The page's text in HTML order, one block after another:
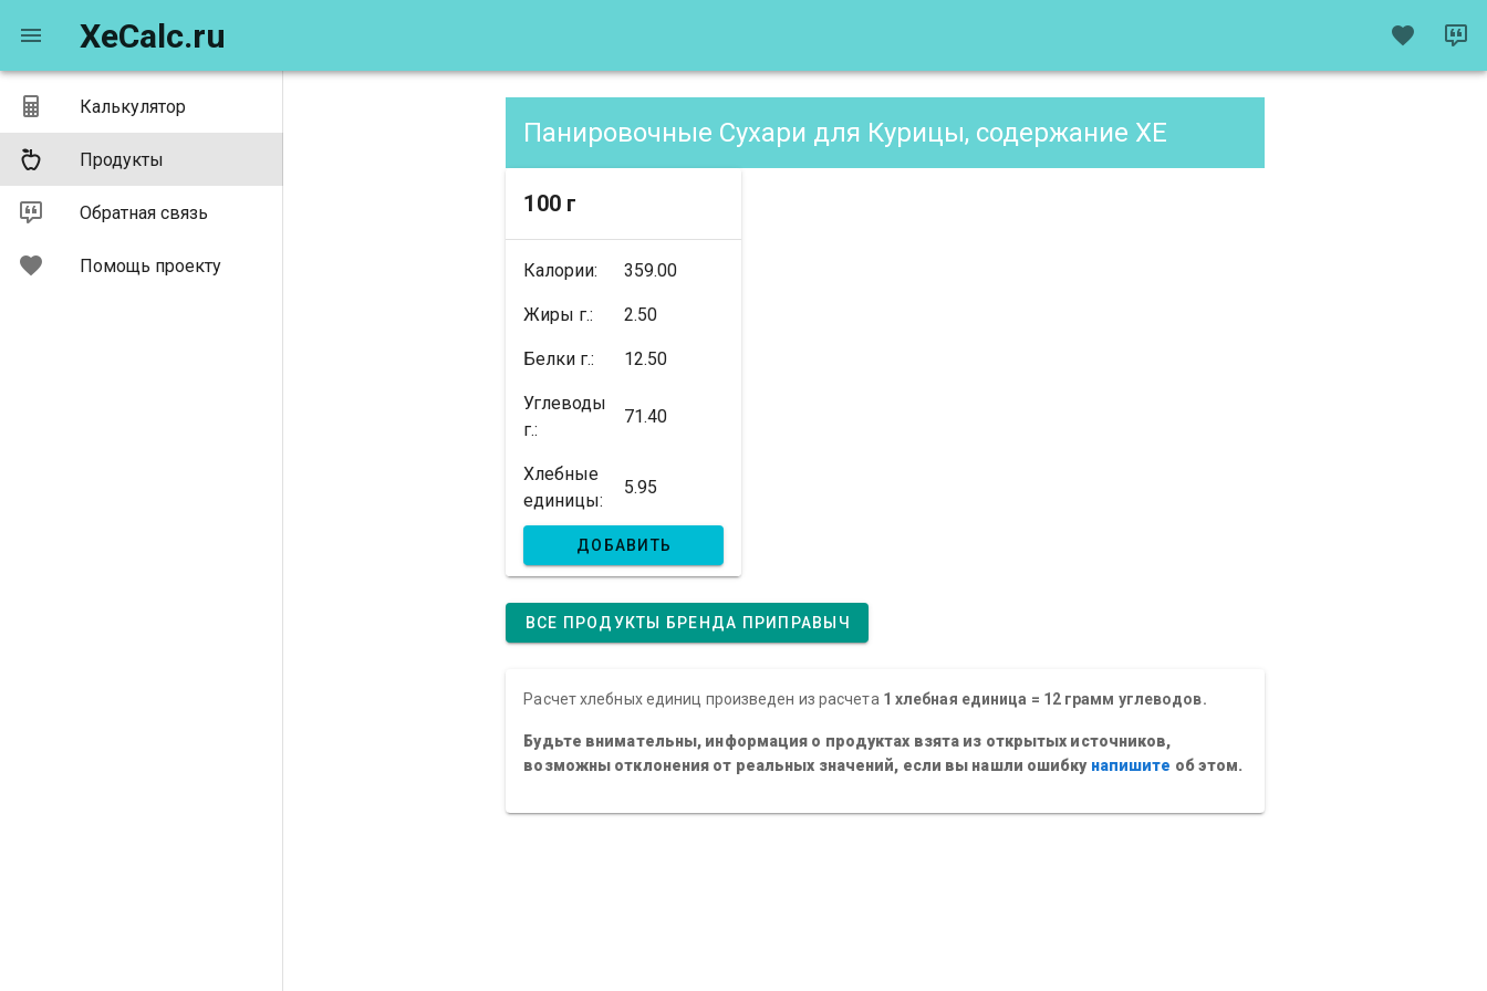
Калькулятор
Продукты
Обратная связь
Помощь проекту
XeCalc.ru
Панировочные Сухари для Курицы, содержание XE
100 г
Калории: 359.00
Жиры г.: 2.50
Белки г.: 12.50
Углеводы
г.:
71.40
Хлебные
единицы:
5.95
ДОБАВИТЬ
ВСЕ ПРОДУКТЫ БРЕНДА ПРИПРАВЫЧ
Расчет хлебных единиц произведен из расчета 1 хлебная единица = 12 грамм углеводов.
Будьте внимательны, информация о продуктах взята из открытых источников,
возможны отклонения от реальных значений, если вы нашли ошибку напишите об этом.